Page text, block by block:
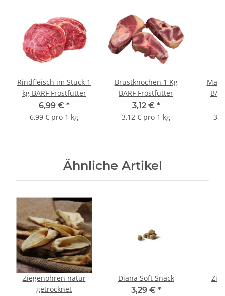
Rindfleisch im Stück 1
kg BARF Frostfutter
6,99 € *
6,99 € pro 1 kg
Brustknochen 1 Kg
BARF Frostfutter
3,12 € *
3,12 € pro 1 kg
Ähnliche Artikel
Ziegenohren natur
getrocknet
Diana Soft Snack
3,29 € *